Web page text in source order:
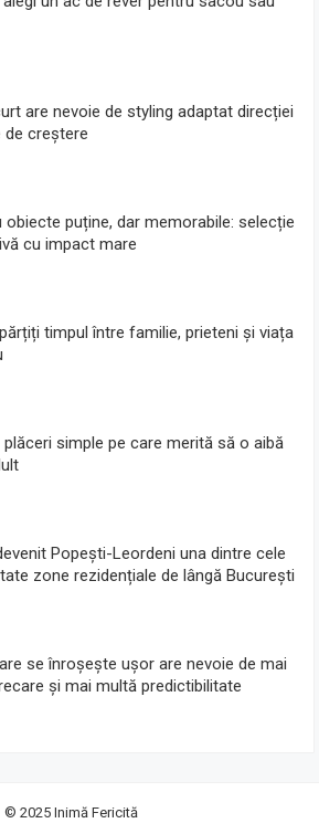
are nevoie de styling adaptat direcției
de creștere
obiecte puține, dar memorabile: selecție
cu impact mare
timpul între familie, prieteni și viața
plăceri simple pe care merită să o aibă
Popești-Leordeni una dintre cele
zone rezidențiale de lângă București
se înroșește ușor are nevoie de mai
și mai multă predictibilitate
© 2025Inimă Fericită